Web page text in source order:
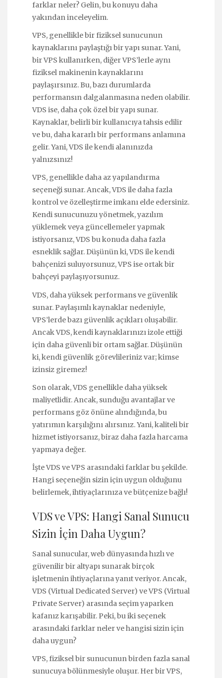
farklar neler? Gelin, bu konuyu daha
yakından inceleyelim.
VPS, genellikle bir fiziksel sunucunun
kaynaklarını paylaştığı bir yapı sunar. Yani,
bir VPS kullanırken, diğer VPS’lerle aynı
fiziksel makinenin kaynaklarını
paylaşırsınız. Bu, bazı durumlarda
performansın dalgalanmasına neden olabilir.
VDS ise, daha çok özel bir yapı sunar.
Kaynaklar, belirli bir kullanıcıya tahsis edilir
ve bu, daha kararlı bir performans anlamına
gelir. Yani, VDS ile kendi alanınızda
yalnızsınız!
VPS, genellikle daha az yapılandırma
seçeneği sunar. Ancak, VDS ile daha fazla
kontrol ve özelleştirme imkanı elde edersiniz.
Kendi sunucunuzu yönetmek, yazılım
yüklemek veya güncellemeler yapmak
istiyorsanız, VDS bu konuda daha fazla
esneklik sağlar. Düşünün ki, VDS ile kendi
bahçenizi suluyorsunuz, VPS ise ortak bir
bahçeyi paylaşıyorsunuz.
VDS, daha yüksek performans ve güvenlik
sunar. Paylaşımlı kaynaklar nedeniyle,
VPS’lerde bazı güvenlik açıkları oluşabilir.
Ancak VDS, kendi kaynaklarınızı izole ettiği
için daha güvenli bir ortam sağlar. Düşünün
ki, kendi güvenlik görevlileriniz var; kimse
izinsiz giremez!
Son olarak, VDS genellikle daha yüksek
maliyetlidir. Ancak, sunduğu avantajlar ve
performans göz önüne alındığında, bu
yatırımın karşılığını alırsınız. Yani, kaliteli bir
hizmet istiyorsanız, biraz daha fazla harcama
yapmaya değer.
İşte VDS ve VPS arasındaki farklar bu şekilde.
Hangi seçeneğin sizin için uygun olduğunu
belirlemek, ihtiyaçlarınıza ve bütçenize bağlı!
VDS ve VPS: Hangi Sanal Sunucu
Sizin İçin Daha Uygun?
Sanal sunucular, web dünyasında hızlı ve
güvenilir bir altyapı sunarak birçok
işletmenin ihtiyaçlarına yanıt veriyor. Ancak,
VDS (Virtual Dedicated Server) ve VPS (Virtual
Private Server) arasında seçim yaparken
kafanız karışabilir. Peki, bu iki seçenek
arasındaki farklar neler ve hangisi sizin için
daha uygun?
VPS, fiziksel bir sunucunun birden fazla sanal
sunucuya bölünmesiyle oluşur. Her bir VPS,